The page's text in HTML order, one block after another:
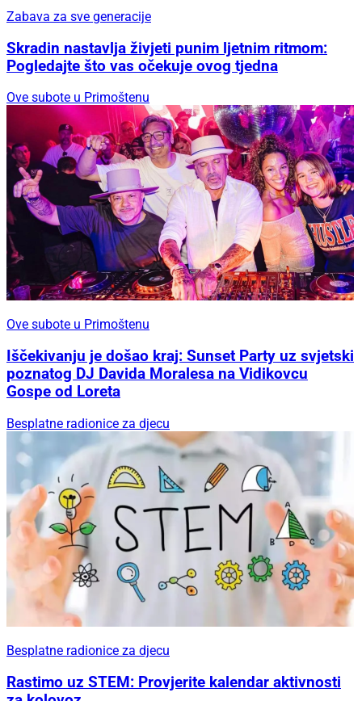
Zabava za sve generacije
Skradin nastavlja živjeti punim ljetnim ritmom:
Pogledajte što vas očekuje ovog tjedna
Ove subote u Primoštenu
Ove subote u Primoštenu
Iščekivanju je došao kraj: Sunset Party uz svjetski
poznatog DJ Davida Moralesa na Vidikovcu
Gospe od Loreta
Besplatne radionice za djecu
Besplatne radionice za djecu
Rastimo uz STEM: Provjerite kalendar aktivnosti